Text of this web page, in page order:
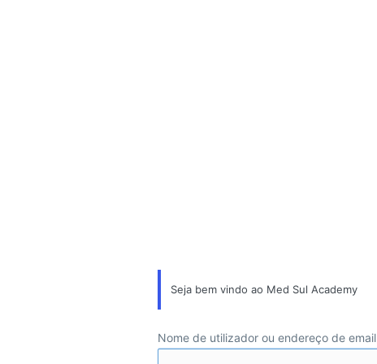
Seja bem vindo ao Med Sul Academy
Nome de utilizador ou endereço de email